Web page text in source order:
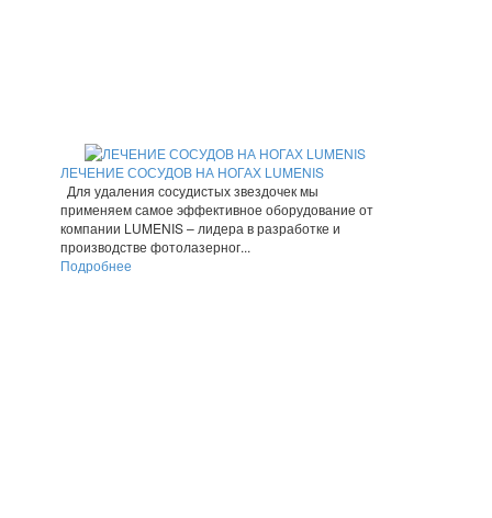
ЛЕЧЕНИЕ СОСУДОВ НА НОГАХ LUMENIS
Для удаления сосудистых звездочек мы
применяем самое эффективное оборудование от
компании LUMENIS – лидера в разработке и
производстве фотолазерног...
Подробнее